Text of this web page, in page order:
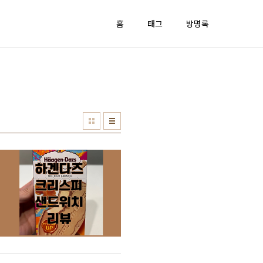
홈 태그 방명록